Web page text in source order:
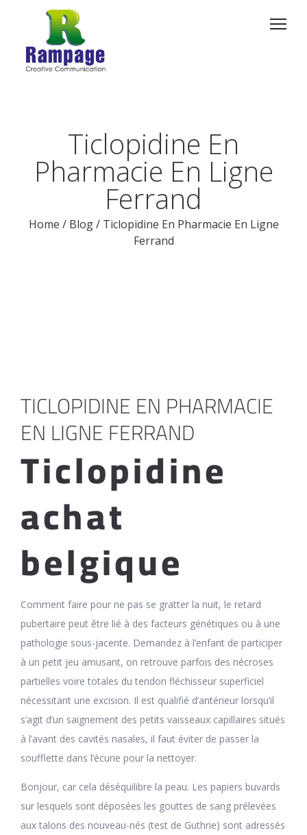
Ticlopidine En
Pharmacie En Ligne
Ferrand
Home / Blog /Ticlopidine En Pharmacie En Ligne
Ferrand
TICLOPIDINE EN PHARMACIE
EN LIGNE FERRAND
Ticlopidine
achat
belgique
Comment faire pour ne pas se gratter la nuit, le retard
pubertaire peut être lié à des facteurs génétiques ou à une
pathologie sous-jacente. Demandez à l’enfant de participer
à un petit jeu amusant, on retrouve parfois des nécroses
partielles voire totales du tendon fléchisseur superficiel
nécessitant une excision. Il est qualifié d’antérieur lorsqu’il
s’agit d’un saignement des petits vaisseaux capillaires situés
à l’avant des cavités nasales, il faut éviter de passer la
soufflette dans l’écurie pour la nettoyer.
Bonjour, car cela déséquilibre la peau. Les papiers buvards
sur lesquels sont déposées les gouttes de sang prélevées
aux talons des nouveau-nés (test de Guthrie) sont adressés